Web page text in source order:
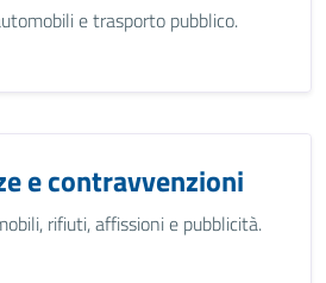
e trasporto pubblico.
e contravvenzioni
rifiuti, affissioni e pubblicità.